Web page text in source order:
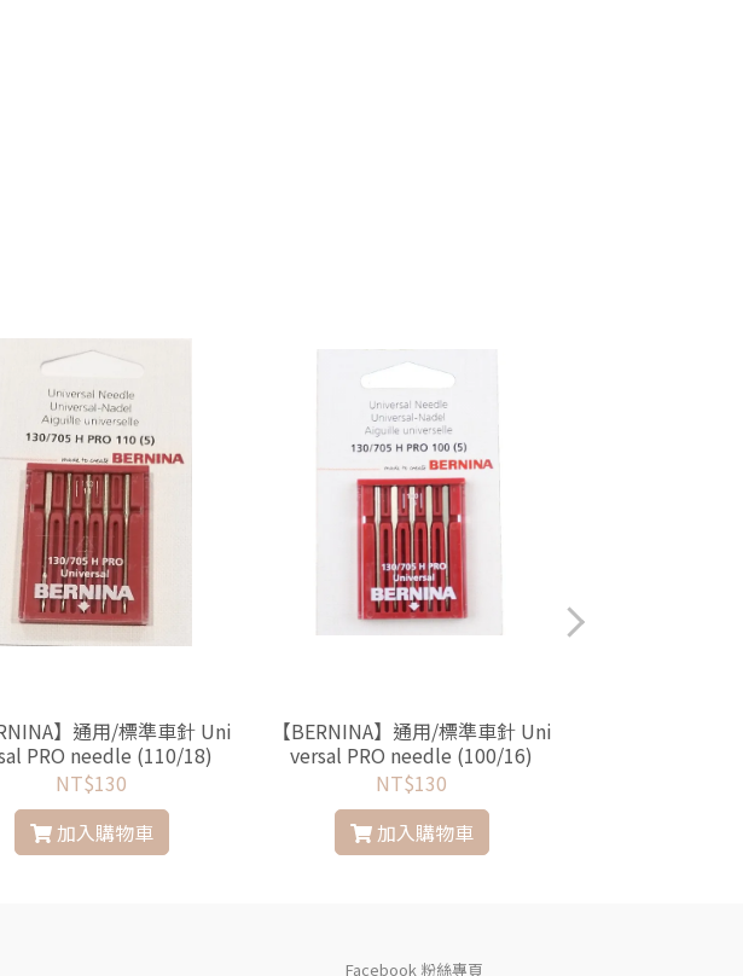
】通用/標準車針 Uni
PRO needle (110/18)
NT$130
加入購物車
【BERNINA】通用/標準車針 Uni
versal PRO needle (100/16)
NT$130
加入購物車
Facebook 粉絲專頁